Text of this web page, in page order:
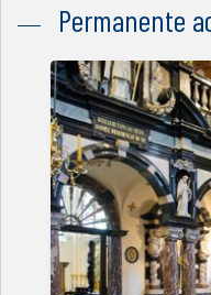
Permanente